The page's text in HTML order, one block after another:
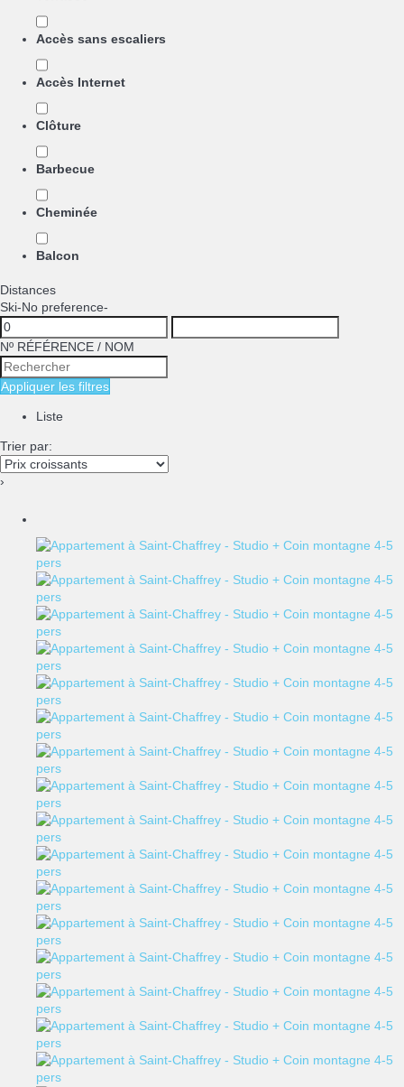
Accès sans escaliers
Accès Internet
Clôture
Barbecue
Cheminée
Balcon
Distances
Ski-No preference-
Nº RÉFÉRENCE / NOM
Appliquer les filtres
Liste
Trier par:
›